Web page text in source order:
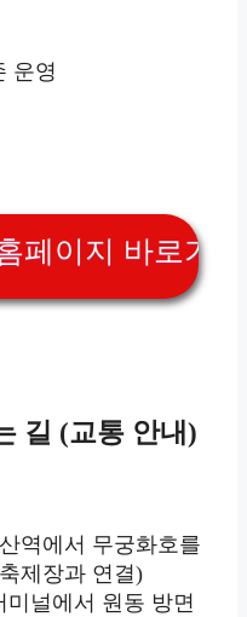
운영
페이지 바로가기
길 (교통 안내)
역에서 무궁화호를
제장과 연결)
미널에서 원동 방면